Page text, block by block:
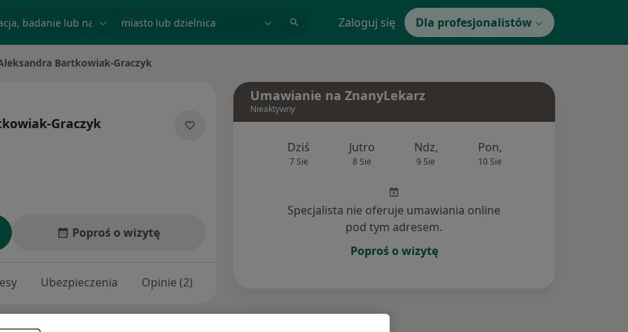
Zaloguj się Dla profesjonalistów
miasto Bartkowiak-Graczyk
Graczyk
Poproś o wizytę
Ubezpieczenia Opinie (2)
Umawianie na ZnanyLekarz
Nieaktywny
Dziś
7 Sie
Jutro
8 Sie
Ndz,
9 Sie
Pon,
10 Sie
Specjalista nie oferuje umawiania online
pod tym adresem.
Poproś o wizytę